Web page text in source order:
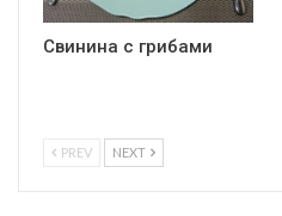
Свинина с грибами
PREV NEXT